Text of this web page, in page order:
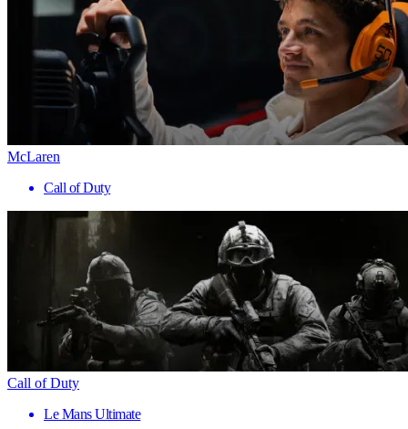
McLaren
Call of Duty
Call of Duty
Le Mans Ultimate